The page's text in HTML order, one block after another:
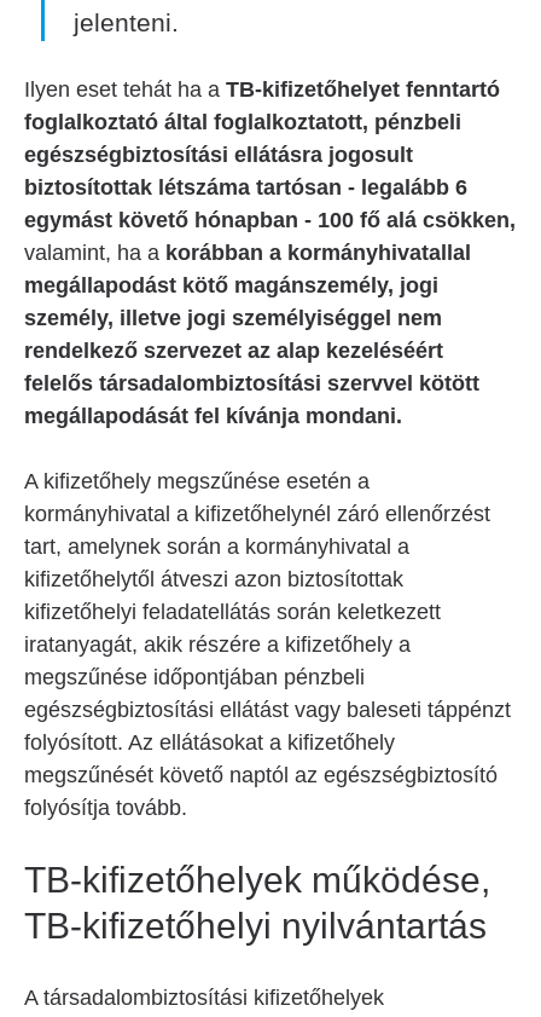
jelenteni.
Ilyen eset tehát ha a TB-kifizetőhelyet fenntartó
foglalkoztató által foglalkoztatott, pénzbeli
egészségbiztosítási ellátásra jogosult
biztosítottak létszáma tartósan - legalább 6
egymást követő hónapban - 100 fő alá csökken,
valamint, ha a korábban a kormányhivatallal
megállapodást kötő magánszemély, jogi
személy, illetve jogi személyiséggel nem
rendelkező szervezet az alap kezeléséért
felelős társadalombiztosítási szervvel kötött
megállapodását fel kívánja mondani.
A kifizetőhely megszűnése esetén a
kormányhivatal a kifizetőhelynél záró ellenőrzést
tart, amelynek során a kormányhivatal a
kifizetőhelytől átveszi azon biztosítottak
kifizetőhelyi feladatellátás során keletkezett
iratanyagát, akik részére a kifizetőhely a
megszűnése időpontjában pénzbeli
egészségbiztosítási ellátást vagy baleseti táppénzt
folyósított. Az ellátásokat a kifizetőhely
megszűnését követő naptól az egészségbiztosító
folyósítja tovább.
TB-kifizetőhelyek működése,
TB-kifizetőhelyi nyilvántartás
A társadalombiztosítási kifizetőhelyek